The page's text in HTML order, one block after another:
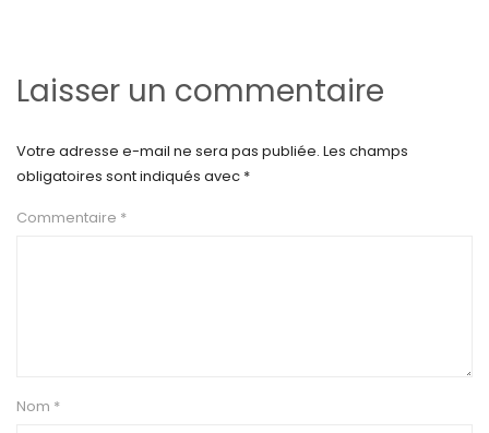
Laisser un commentaire
Votre adresse e-mail ne sera pas publiée. Les champs
obligatoires sont indiqués avec *
Commentaire *
Nom *